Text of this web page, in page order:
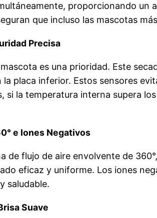
proporcionando un
que incluso las mascotas
Precisa
es una prioridad. Este
la placa inferior. Estos sensores
si la temperatura interna supera
e Iones Negativos
de flujo de aire envolvente de
eficaz y uniforme. Los iones
saludable.
Suave